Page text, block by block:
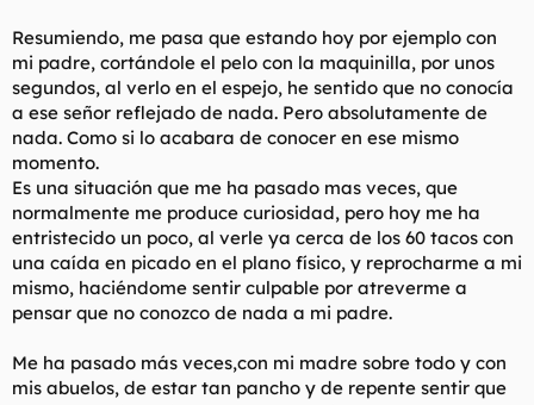
Resumiendo, me pasa que estando hoy por ejemplo con
mi padre, cortándole el pelo con la maquinilla, por unos
segundos, al verlo en el espejo, he sentido que no conocía
a ese señor reflejado de nada. Pero absolutamente de
nada. Como si lo acabara de conocer en ese mismo
momento.
Es una situación que me ha pasado mas veces, que
normalmente me produce curiosidad, pero hoy me ha
entristecido un poco, al verle ya cerca de los 60 tacos con
una caída en picado en el plano físico, y reprocharme a mi
mismo, haciéndome sentir culpable por atreverme a
pensar que no conozco de nada a mi padre.
Me ha pasado más veces,con mi madre sobre todo y con
mis abuelos, de estar tan pancho y de repente sentir que